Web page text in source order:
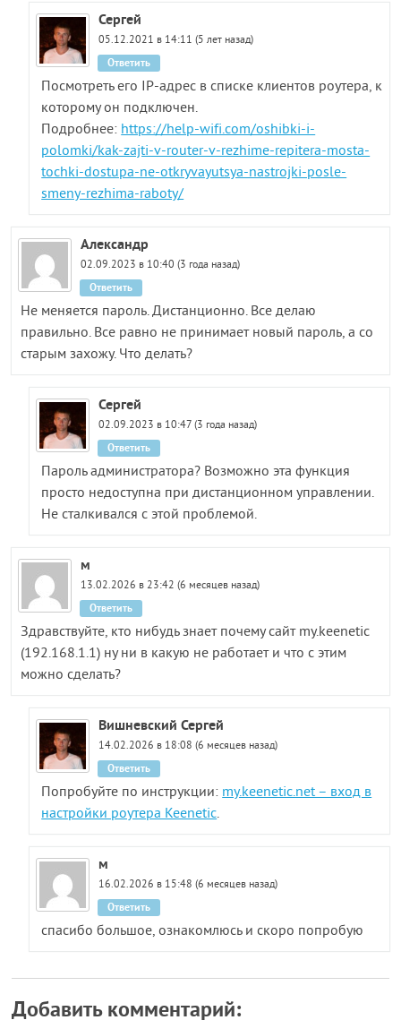
Сергей
05.12.2021 в 14:11 (5 лет назад)
Посмотреть его IP-адрес в списке клиентов роутера, к
которому он подключен.
Подробнее: https://help-wifi.com/oshibki-i-
polomki/kak-zajti-v-router-v-rezhime-repitera-mosta-
tochki-dostupa-ne-otkryvayutsya-nastrojki-posle-
smeny-rezhima-raboty/
Ответить
Александр
02.09.2023 в 10:40 (3 года назад)
Не меняется пароль. Дистанционно. Все делаю
правильно. Все равно не принимает новый пароль, а со
старым захожу. Что делать?
Ответить
Сергей
02.09.2023 в 10:47 (3 года назад)
Пароль администратора? Возможно эта функция
просто недоступна при дистанционном управлении.
Не сталкивался с этой проблемой.
Ответить
м
13.02.2026 в 23:42 (6 месяцев назад)
Здравствуйте, кто нибудь знает почему сайт my.keenetic
(192.168.1.1) ну ни в какую не работает и что с этим
можно сделать?
Ответить
Вишневский Сергей
14.02.2026 в 18:08 (6 месяцев назад)
Попробуйте по инструкции: my.keenetic.net – вход в
настройки роутера Keenetic.
Ответить
м
16.02.2026 в 15:48 (6 месяцев назад)
спасибо большое, ознакомлюсь и скоро попробую
Ответить
Добавить комментарий: